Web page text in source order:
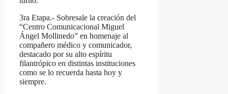
3ra Etapa.- Sobresale la creación del
“Centro Comunicacional Miguel
Ángel Mollinedo” en homenaje al
compañero médico y comunicador,
destacado por su alto espíritu
filantrópico en distintas instituciones
como se lo recuerda hasta hoy y
siempre.